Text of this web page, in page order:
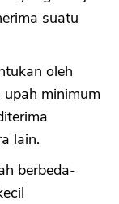
suatu
oleh
minimum
lain.
berbeda-